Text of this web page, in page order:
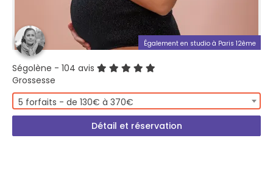
Également en studio à Paris 12ème
Ségolène - 104 avis
Grossesse
5 forfaits - de 130€ à 370€
Détail et réservation